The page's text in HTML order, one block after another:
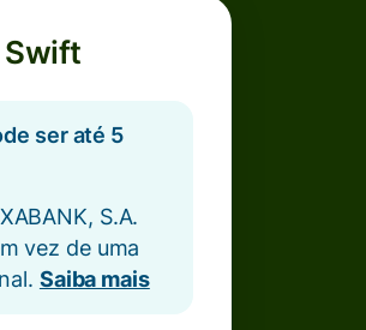
Swift
ser até 5
S.A.
vez de uma
Saiba mais